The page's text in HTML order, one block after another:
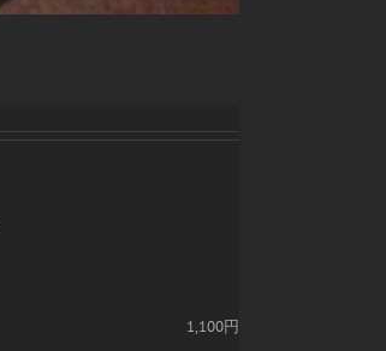
1,100円